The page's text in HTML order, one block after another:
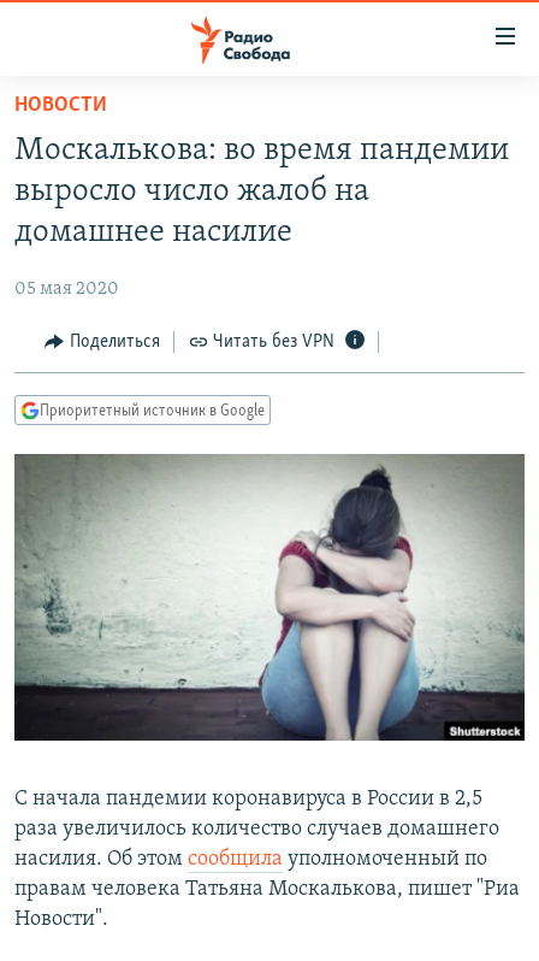
упрощенного
доступа
основному
Вернутся
Вернутся
АВТОРСКИЕ ПРОЕКТЫ
МНЕНИЯ
КУЛЬТУРА
КАВКАЗ.РЕАЛИИ
СЕВЕР.РЕАЛИИ
СИБИРЬ.РЕАЛИИ
РАСПИСАНИЕ ВЕЩАНИЯ
ПОДПИШИТЕСЬ НА РАССЫЛКУ
СОЦИАЛЬНЫЕ СЕТИ
Все сайты РСЕ/РС
НОВОСТИ
Москалькова: во время пандемии
выросло число жалоб на
домашнее насилие
05 мая 2020
Поделиться Читать без VPN
Приоритетный источник в Google
С начала пандемии коронавируса в России в 2,5
раза увеличилось количество случаев домашнего
насилия. Об этом сообщила уполномоченный по
правам человека Татьяна Москалькова, пишет "Риа
Новости".